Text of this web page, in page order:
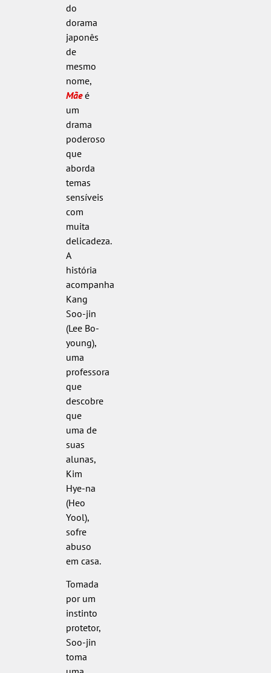
do
dorama
japonês
de
mesmo
nome,
Mãeé
um
drama
poderoso
que
aborda
temas
sensíveis
com
muita
delicadeza.
A
história
acompanha
Kang
Soo-jin
(Lee Bo-
young),
uma
professora
que
descobre
que
uma de
suas
alunas,
Kim
Hye-na
(Heo
Yool),
sofre
abuso
em casa.
Tomada
por um
instinto
protetor,
Soo-jin
toma